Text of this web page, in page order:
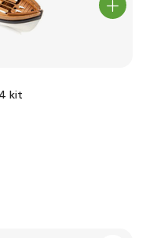
kit